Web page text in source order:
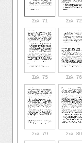
Σελ. 71 Σελ. 72
Σελ. 75 Σελ. 76
Σελ. 79 Σελ. 80